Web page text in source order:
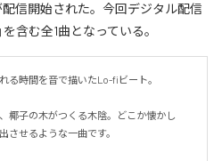
配信開始された。今回デジタル配信
含む全1曲となっている。
る時間を音で描いたLo-fiビート。
椰子の木がつくる木陰。どこか懐かし
させるような一曲です。